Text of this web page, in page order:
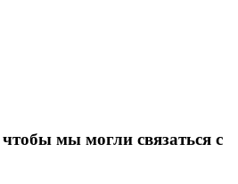
мы могли связаться с